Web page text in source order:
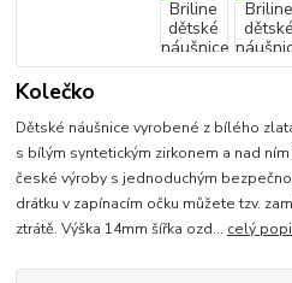
Kolečko
Dětské náušnice vyrobené z bílého
s bílým syntetickým zirkonem a nad
české výroby s jednoduchým
drátku v zapínacím očku můžete tzv.
ztrátě. Výška 14mm šířka ozd... celý